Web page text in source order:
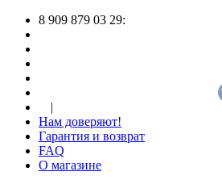
8 909 879 03 29:
|
Нам доверяют!
Гарантия и возврат
FAQ
О магазине